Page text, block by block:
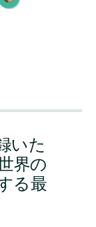
いた
界の
る最